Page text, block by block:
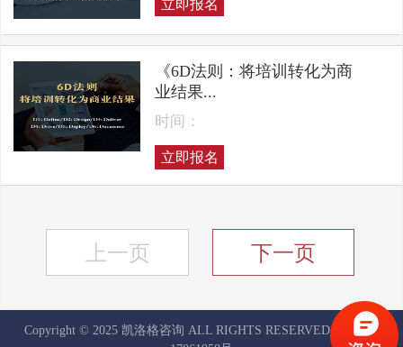
立即报名
《6D法则：将培训转化为商
业结果...
时间：
立即报名
上一页 下一页
Copyright © 2025 凯洛格咨询 ALL RIGHTS RESERVED
京ICP备